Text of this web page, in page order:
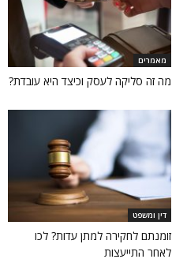
מאמרים
מה זה סליקה לעסק וכיצד היא עובדת?
דין ומשפט
זומנתם לחקירה למתן עדות? לכו
לאחר התייעצות